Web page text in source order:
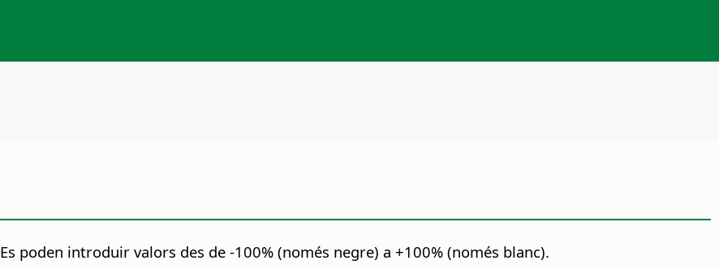
Es poden introduir valors des de -100% (només negre) a +100% (només blanc).